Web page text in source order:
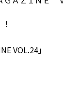
VOL.24」